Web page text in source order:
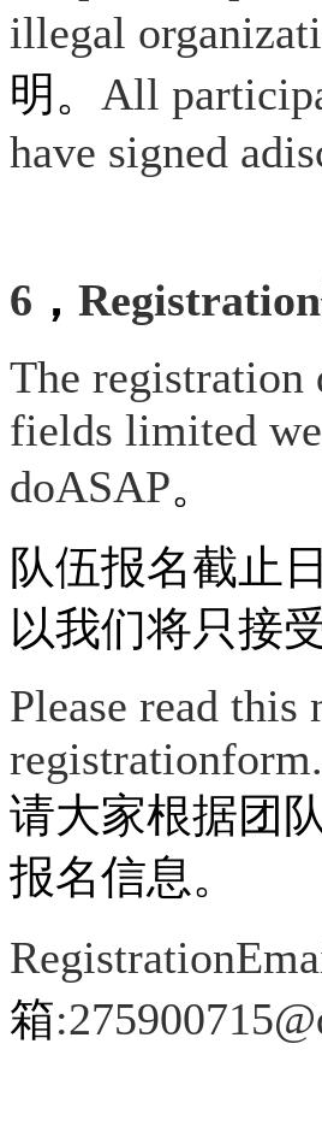
illegal
明。 All
have signed
6 ， Registration
The registration
fields limited
doASAP。
队伍报名截止
以我们将只接
Please read
registrationform.
请大家根据团
报名信息。
箱